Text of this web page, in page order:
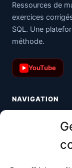
Ressources de
exercices
SQL. Une
méthode.
▶ YouTube
NAVIGATION
Toutes les maths